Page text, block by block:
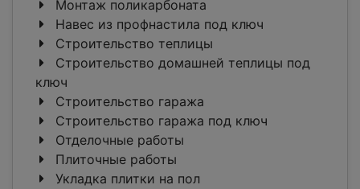
Монтаж поликарбоната
Навес из профнастила под ключ
Строительство теплицы
Строительство домашней теплицы под
ключ
Строительство гаража
Строительство гаража под ключ
Отделочные работы
Плиточные работы
Укладка плитки на пол